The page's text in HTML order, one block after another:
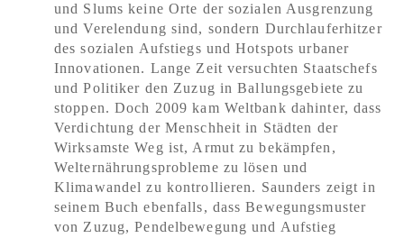
und Slums keine Orte der sozialen Ausgrenzung
und Verelendung sind, sondern Durchlauferhitzer
des sozialen Aufstiegs und Hotspots urbaner
Innovationen. Lange Zeit versuchten Staatschefs
und Politiker den Zuzug in Ballungsgebiete zu
stoppen. Doch 2009 kam Weltbank dahinter, dass
Verdichtung der Menschheit in Städten der
Wirksamste Weg ist, Armut zu bekämpfen,
Welternährungsprobleme zu lösen und
Klimawandel zu kontrollieren. Saunders zeigt in
seinem Buch ebenfalls, dass Bewegungsmuster
von Zuzug, Pendelbewegung und Aufstieg